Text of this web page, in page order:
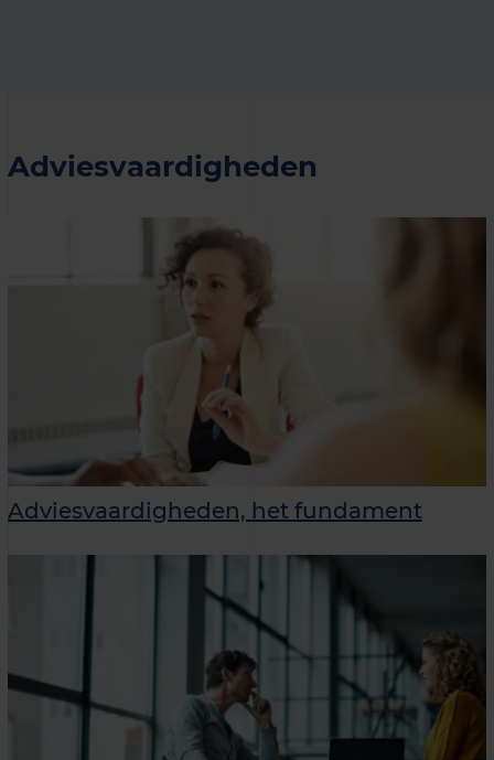
Adviesvaardigheden
Adviesvaardigheden, het fundament